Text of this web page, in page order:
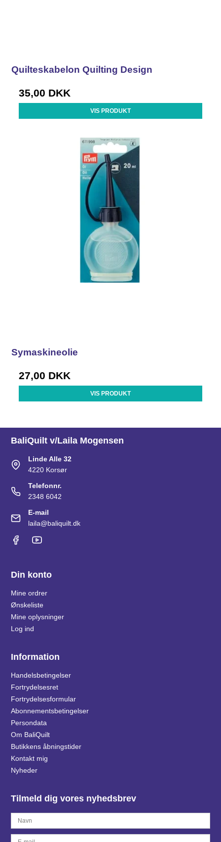
Quilteskabelon Quilting Design
35,00 DKK
VIS PRODUKT
Symaskineolie
27,00 DKK
VIS PRODUKT
BaliQuilt v/Laila Mogensen
Linde Alle 32
4220 Korsør
Telefonnr.
2348 6042
E-mail
laila@baliquilt.dk
Din konto
Mine ordrer
Ønskeliste
Mine oplysninger
Log ind
Information
Handelsbetingelser
Fortrydelsesret
Fortrydelsesformular
Abonnementsbetingelser
Persondata
Om BaliQuilt
Butikkens åbningstider
Kontakt mig
Nyheder
Tilmeld dig vores nyhedsbrev